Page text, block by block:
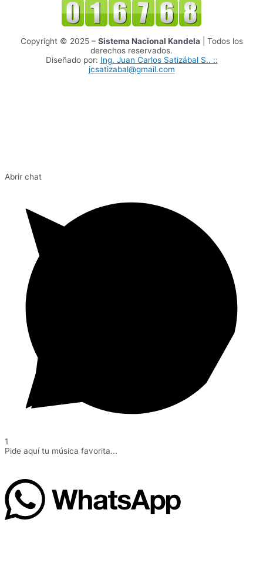
Copyright © 2025 – Sistema Nacional Kandela| Todos los
derechos reservados.
Diseñado por: Ing. Juan Carlos Satizábal S.. ::
jcsatizabal@gmail.com
Abrir chat
1
Pide aquí tu música favorita...